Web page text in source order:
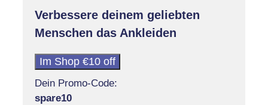
Verbessere deinem geliebten
Menschen das Ankleiden
Im Shop €10 off
Dein Promo-Code:
spare10